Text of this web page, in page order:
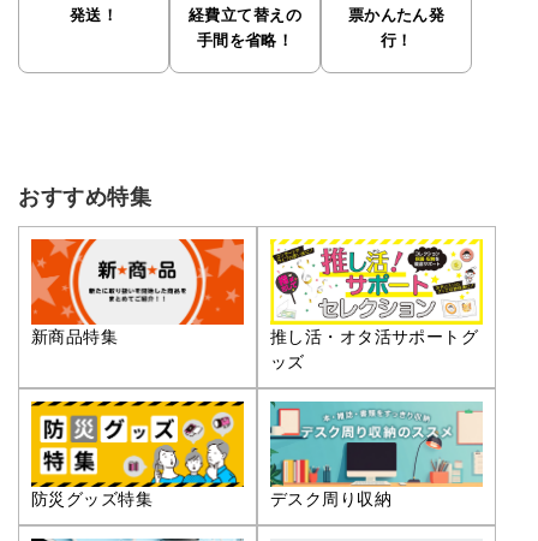
発送！
経費立て替えの
手間を省略！
票かんたん発
行！
おすすめ特集
新商品特集
推し活・オタ活サポートグ
ッズ
防災グッズ特集 デスク周り収納